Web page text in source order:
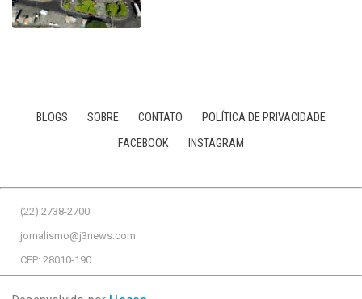
BLOGS SOBRE CONTATO
POLÍTICA DE PRIVACIDADE
FACEBOOK
INSTAGRAM
(22) 2738-2700
jornalismo@j3news.com
CEP: 28010-190